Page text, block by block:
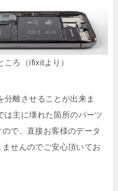
ろ（ifixitより）
離させることが出来ま
主に壊れた箇所のパーツ
で、直接お客様のデータ
せんのでご安心頂いてお